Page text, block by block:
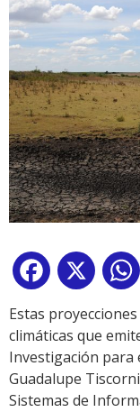
Facebook
X
Estas
climáticas que
Investigación para
Guadalupe
Sistemas de